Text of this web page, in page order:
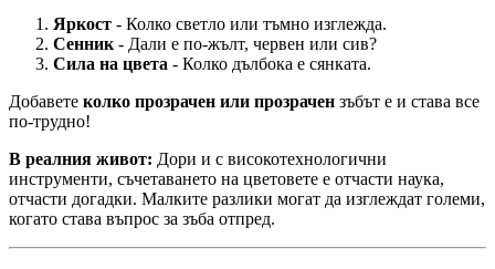
Яркост - Колко светло или тъмно изглежда.
Сенник - Дали е по-жълт, червен или сив?
Сила на цвета - Колко дълбока е сянката.
Добавете колко прозрачен или прозрачен зъбът е и става все
по-трудно!
В реалния живот: Дори и с високотехнологични
инструменти, съчетаването на цветовете е отчасти наука,
отчасти догадки. Малките разлики могат да изглеждат големи,
когато става въпрос за зъба отпред.